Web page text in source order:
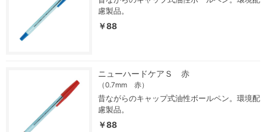
慮製品。
￥88
ニューハードケアＳ 赤
（0.7mm 赤）
昔ながらのキャップ式油性ボールペン。環境配
慮製品。
￥88